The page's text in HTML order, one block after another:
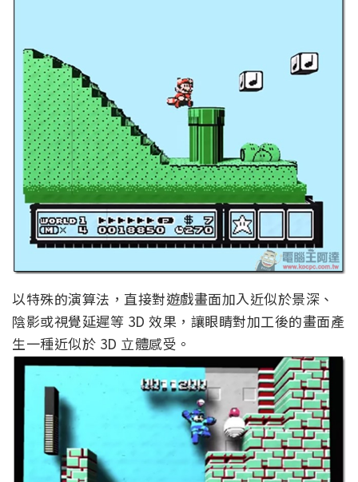
以特殊的演算法，直接對遊戲畫面加入近似於景深、
陰影或視覺延遲等 3D 效果，讓眼睛對加工後的畫面產
生一種近似於 3D 立體感受。